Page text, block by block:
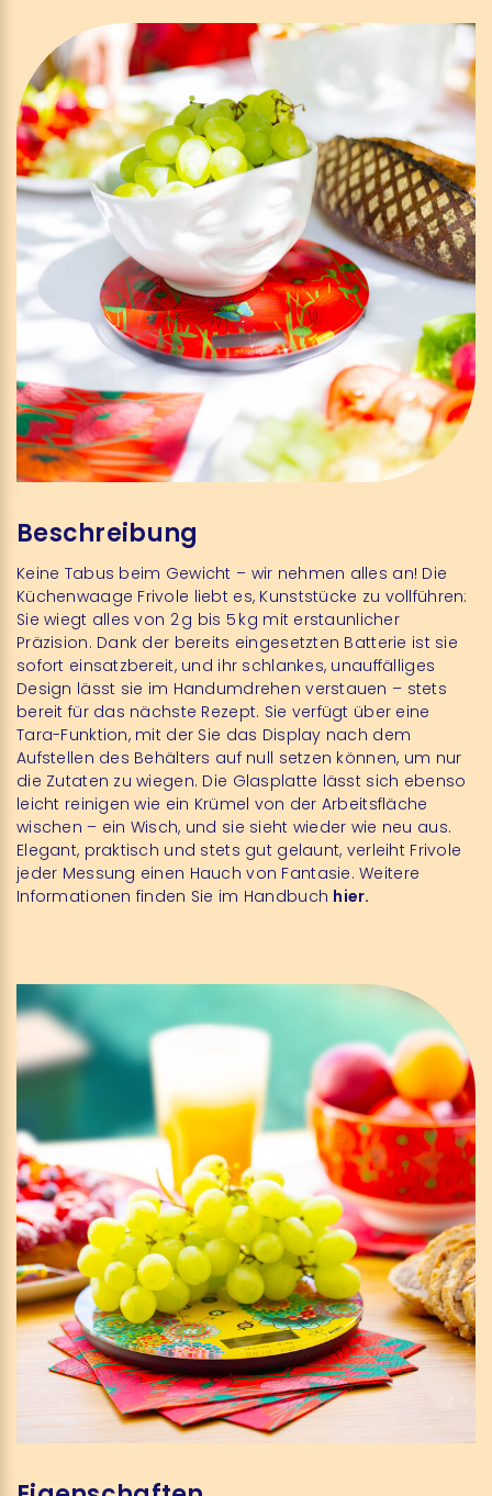
Beschreibung
Keine Tabus beim Gewicht – wir nehmen alles an! Die
Küchenwaage Frivole liebt es, Kunststücke zu vollführen:
Sie wiegt alles von 2 g bis 5 kg mit erstaunlicher
Präzision. Dank der bereits eingesetzten Batterie ist sie
sofort einsatzbereit, und ihr schlankes, unauffälliges
Design lässt sie im Handumdrehen verstauen – stets
bereit für das nächste Rezept. Sie verfügt über eine
Tara-Funktion, mit der Sie das Display nach dem
Aufstellen des Behälters auf null setzen können, um nur
die Zutaten zu wiegen. Die Glasplatte lässt sich ebenso
leicht reinigen wie ein Krümel von der Arbeitsfläche
wischen – ein Wisch, und sie sieht wieder wie neu aus.
Elegant, praktisch und stets gut gelaunt, verleiht Frivole
jeder Messung einen Hauch von Fantasie. Weitere
Informationen finden Sie im Handbuch hier.